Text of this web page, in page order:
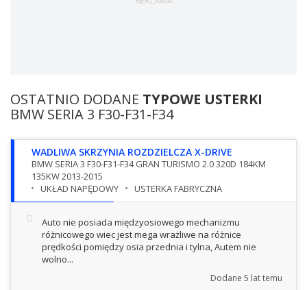
OSTATNIO DODANE TYPOWE USTERKI
BMW SERIA 3 F30-F31-F34
WADLIWA SKRZYNIA ROZDZIELCZA X-DRIVE
BMW SERIA 3 F30-F31-F34 GRAN TURISMO 2.0 320D 184KM
135KW 2013-2015
UKŁAD NAPĘDOWY
USTERKA FABRYCZNA
Auto nie posiada międzyosiowego mechanizmu
różnicowego wiec jest mega wrażliwe na różnice
prędkości pomiędzy osia przednia i tylna, Autem nie
wolno...
Dodane 5 lat temu